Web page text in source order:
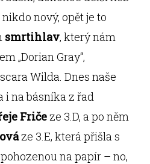
nový, opět je to
smrtihlav, který nám
„Dorian Gray“,
Wilda. Dnes naše
i na básníka z řad
Fričeze 3.D, a po něm
ze 3.E, která přišla s
na papír – no,